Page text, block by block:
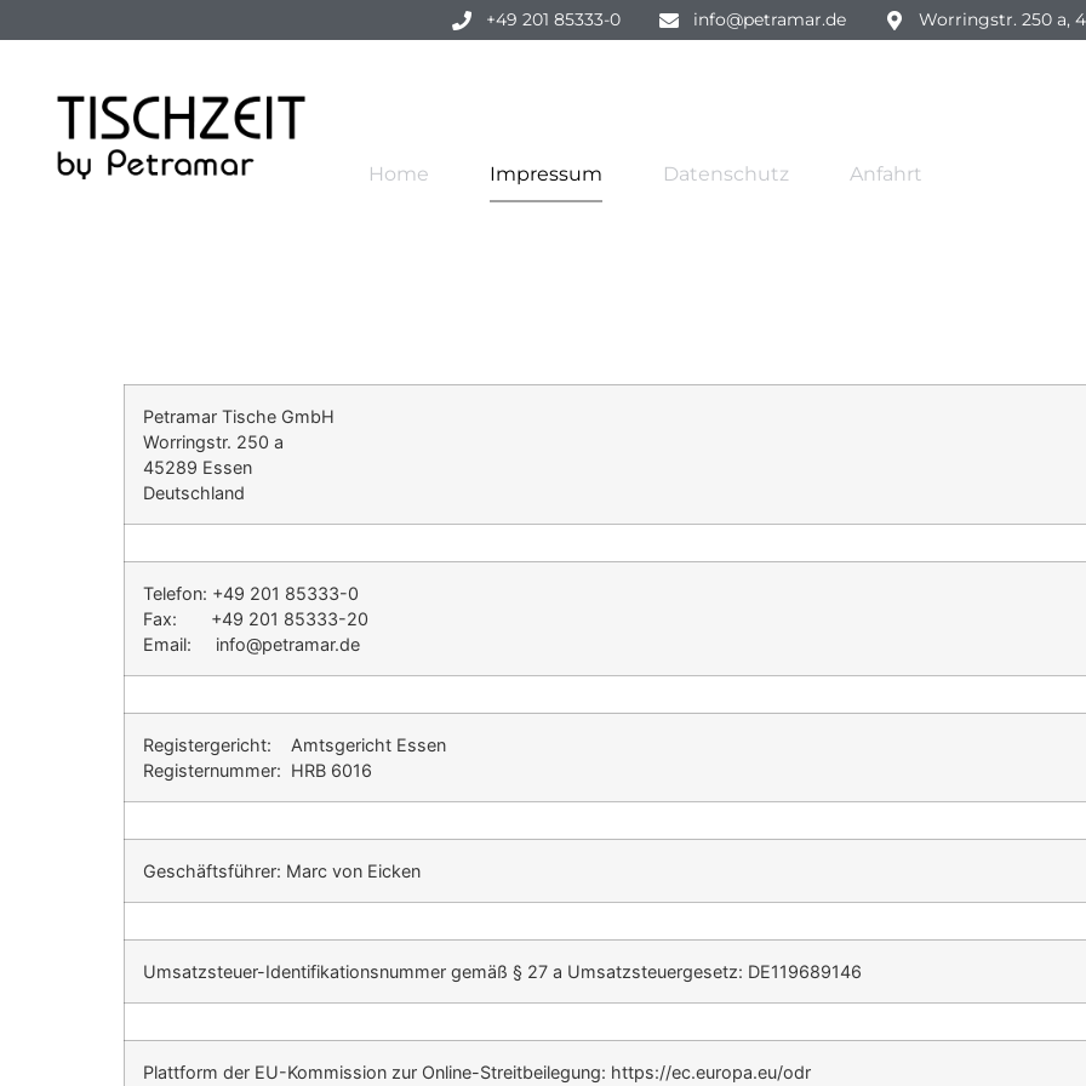
+49 201 85333-0 info@petramar.de Worringstr. 250 a,
Home Impressum Datenschutz Anfahrt
Petramar Tische GmbH
Worringstr. 250 a
45289 Essen
Deutschland
Telefon: +49 201 85333-0
Fax: +49 201 85333-20
Email: info@petramar.de
Registergericht: Amtsgericht Essen
Registernummer: HRB 6016
Geschäftsführer: Marc von Eicken
Umsatzsteuer-Identifikationsnummer gemäß § 27 a Umsatzsteuergesetz: DE119689146
Plattform der EU-Kommission zur Online-Streitbeilegung: https://ec.europa.eu/odr